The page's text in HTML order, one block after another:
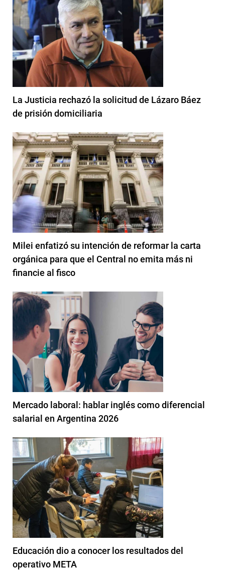
La Justicia rechazó la solicitud de Lázaro Báez
de prisión domiciliaria
Milei enfatizó su intención de reformar la carta
orgánica para que el Central no emita más ni
financie al fisco
Mercado laboral: hablar inglés como diferencial
salarial en Argentina 2026
Educación dio a conocer los resultados del
operativo META